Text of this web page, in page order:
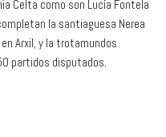
Celta como son Lucía Fontela
la santiaguesa Nerea
Arxil, y la trotamundos
partidos disputados.